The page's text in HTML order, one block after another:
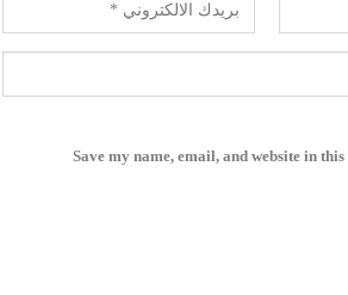
Save my name, email, and website in